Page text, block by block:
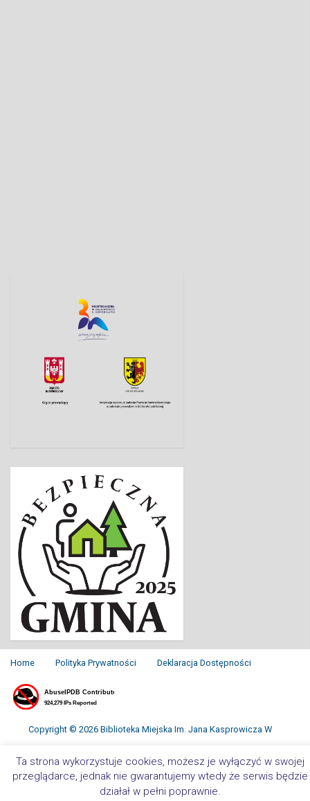
Home Polityka Prywatności Deklaracja Dostępności
Copyright © 2026 Biblioteka Miejska Im. Jana Kasprowicza W
Inowrocławiu. All Rights Reserved.
Ta strona wykorzystuje cookies, możesz je wyłączyć w swojej
przeglądarce, jednak nie gwarantujemy wtedy że serwis będzie
działał w pełni poprawnie.